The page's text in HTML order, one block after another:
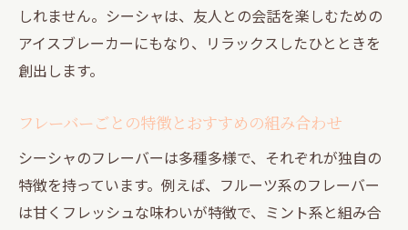
しれません。シーシャは、友人との会話を楽しむための
アイスブレーカーにもなり、リラックスしたひとときを
創出します。
フレーバーごとの特徴とおすすめの組み合わせ
シーシャのフレーバーは多種多様で、それぞれが独自の
特徴を持っています。例えば、フルーツ系のフレーバー
は甘くフレッシュな味わいが特徴で、ミント系と組み合